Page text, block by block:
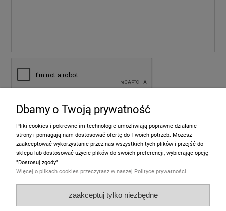
Informacje
Moje konto
Dbamy o Twoją prywatność
Pliki cookies i pokrewne im technologie umożliwiają poprawne działanie
strony i pomagają nam dostosować ofertę do Twoich potrzeb. Możesz
zaakceptować wykorzystanie przez nas wszystkich tych plików i przejść do
sklepu lub dostosować użycie plików do swoich preferencji, wybierając opcję
"Dostosuj zgody".
Więcej o plikach cookies przeczytasz w naszej Polityce prywatności.
zaakceptuj tylko niezbędne